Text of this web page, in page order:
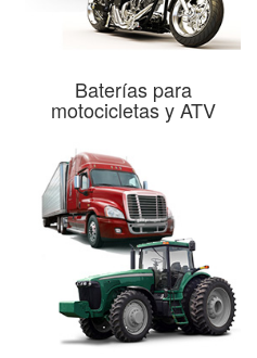
Baterías para
motocicletas y ATV